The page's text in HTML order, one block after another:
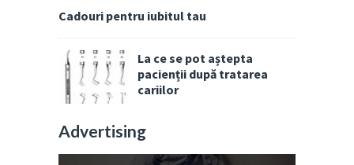
Cadouri pentru iubitul tau
La ce se pot aștepta
pacienții după tratarea
cariilor
Advertising